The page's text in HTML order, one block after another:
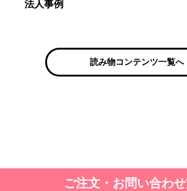
法人事例
読み物コンテンツ一覧へ
ご注文・お問い合わ